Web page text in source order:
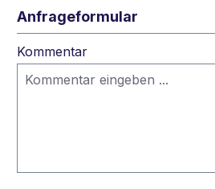
Anfrageformular
Kommentar